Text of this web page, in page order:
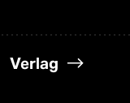
Verlag